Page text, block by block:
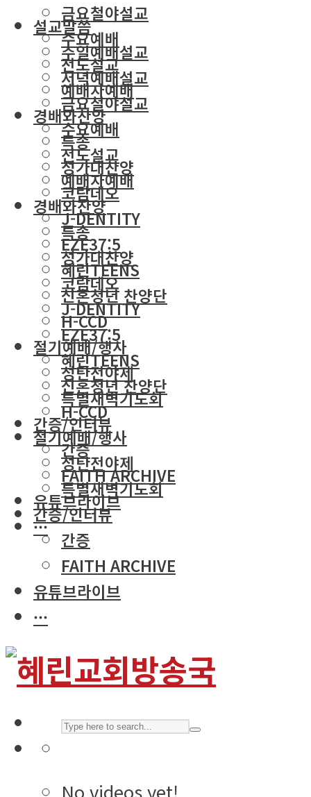
금요철야설교
수요예배
전도설교
예배자예배
경배와찬양
특송
성가대찬양
코람데오
J-DENTITY
EZE37:5
혜린TEENS
신혼청년 찬양단
H-CCD
절기예배/행사
성탄전야제
특별새벽기도회
간증/인터뷰
간증
FAITH ARCHIVE
유튜브라이브
···
설교말씀
주일예배설교
저녁예배설교
금요철야설교
수요예배
전도설교
예배자예배
경배와찬양
특송
성가대찬양
코람데오
J-DENTITY
EZE37:5
혜린TEENS
신혼청년 찬양단
H-CCD
절기예배/행사
성탄전야제
특별새벽기도회
간증/인터뷰
간증
FAITH ARCHIVE
유튜브라이브
···
No videos yet!